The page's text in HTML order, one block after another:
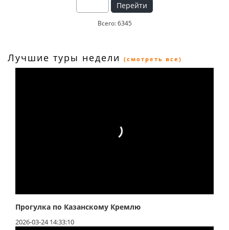
Перейти
Всего: 6345
Лучшие туры недели (смотреть все)
Прогулка по Казанскому Кремлю
2026-03-24 14:33:10